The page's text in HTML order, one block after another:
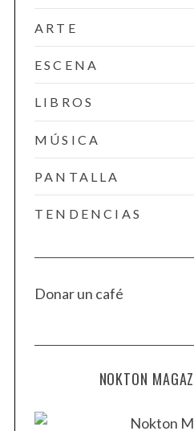
ARTE
ESCENA
LIBROS
MÚSICA
PANTALLA
TENDENCIAS
Donar un café
NOKTON